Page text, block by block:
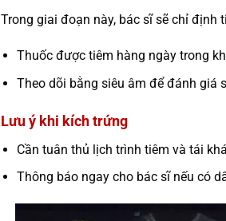
Trong giai đoạn này, bác sĩ sẽ chỉ
Thuốc được tiêm hàng ngày trong
Theo dõi bằng siêu âm để đánh giá
Lưu ý khi kích trứng
Cần tuân thủ lịch trình tiêm và tái
Thông báo ngay cho bác sĩ nếu có